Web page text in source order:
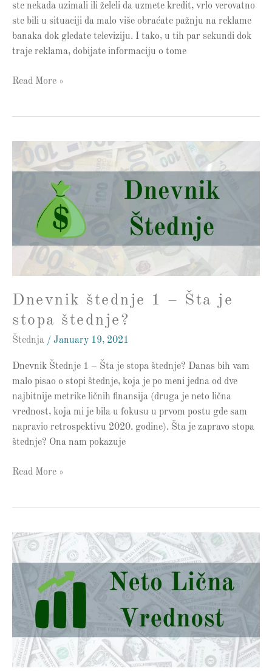
ste nekada uzimali ili želeli da uzmete kredit, vrlo verovatno
ste bili u situaciji da malo više obraćate pažnju na reklame
banaka dok gledate televiziju. I tako, u tih par sekundi dok
traje reklama, dobijate informaciju o tome
Read More »
Dnevnik štednje 1 – Šta je
stopa štednje?
Štednja / January 19, 2021
Dnevnik Štednje 1 – Šta je stopa štednje? Danas bih vam
malo pisao o stopi štednje, koja je po meni jedna od dve
najbitnije metrike ličnih finansija (druga je neto lična
vrednost, koja mi je bila u fokusu u prvom postu gde sam
napravio retrospektivu 2020. godine). Šta je zapravo stopa
štednje? Ona nam pokazuje
Dnevnik
štednje
štednje?
Read More »
Lična
Neto
Retrospektiva
2020.
godine